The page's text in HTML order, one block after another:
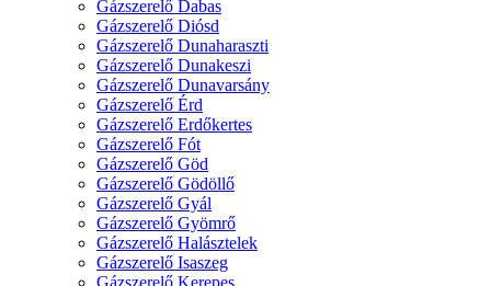
Gázszerelő Dabas
Gázszerelő Diósd
Gázszerelő Dunaharaszti
Gázszerelő Dunakeszi
Gázszerelő Dunavarsány
Gázszerelő Érd
Gázszerelő Erdőkertes
Gázszerelő Fót
Gázszerelő Göd
Gázszerelő Gödöllő
Gázszerelő Gyál
Gázszerelő Gyömrő
Gázszerelő Halásztelek
Gázszerelő Isaszeg
Gázszerelő Kerepes